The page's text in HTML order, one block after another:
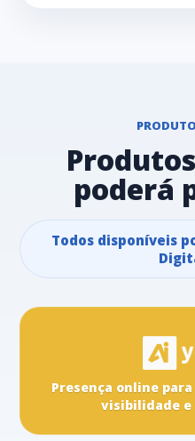
poderá
Todos disponíveis
Presença online
visibilidade e